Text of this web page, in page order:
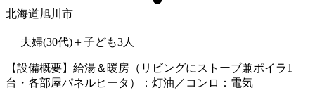
北海道旭川市
夫婦(30代)＋子ども3人
【設備概要】給湯＆暖房（リビングにストーブ兼ポイラ1
台・各部屋パネルヒータ）：灯油／コンロ：電気